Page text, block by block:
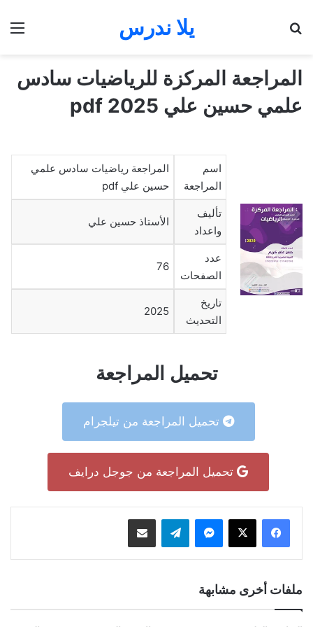
يلا ندرس
المراجعة المركزة للرياضيات سادس
علمي حسين علي 2025 pdf
اسم
المراجعة
المراجعة رياضيات سادس علمي
حسين علي pdf
تأليف
واعداد
الأستاذ حسين علي
عدد
الصفحات
76
تاريخ
التحديث
2025
تحميل المراجعة
تحميل المراجعة من تيلجرام
تحميل المراجعة من جوجل درايف
ماسنجر تيلقرام مشاركة عبر البريد
ملفات أخرى مشابهة